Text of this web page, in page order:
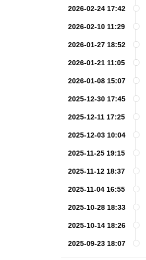
2026-02-24 17:42
2026-02-10 11:29
2026-01-27 18:52
2026-01-21 11:05
2026-01-08 15:07
2025-12-30 17:45
2025-12-11 17:25
2025-12-03 10:04
2025-11-25 19:15
2025-11-12 18:37
2025-11-04 16:55
2025-10-28 18:33
2025-10-14 18:26
2025-09-23 18:07